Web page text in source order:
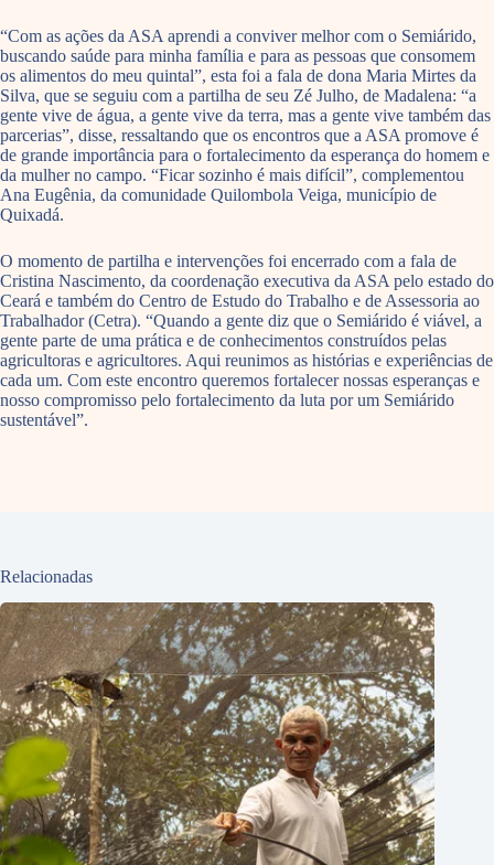
“Com as ações da ASA aprendi a conviver melhor com o Semiárido,
buscando saúde para minha família e para as pessoas que consomem
os alimentos do meu quintal”, esta foi a fala de dona Maria Mirtes da
Silva, que se seguiu com a partilha de seu Zé Julho, de Madalena: “a
gente vive de água, a gente vive da terra, mas a gente vive também das
parcerias”, disse, ressaltando que os encontros que a ASA promove é
de grande importância para o fortalecimento da esperança do homem e
da mulher no campo. “Ficar sozinho é mais difícil”, complementou
Ana Eugênia, da comunidade Quilombola Veiga, município de
Quixadá.
O momento de partilha e intervenções foi encerrado com a fala de
Cristina Nascimento, da coordenação executiva da ASA pelo estado do
Ceará e também do Centro de Estudo do Trabalho e de Assessoria ao
Trabalhador (Cetra). “Quando a gente diz que o Semiárido é viável, a
gente parte de uma prática e de conhecimentos construídos pelas
agricultoras e agricultores. Aqui reunimos as histórias e experiências de
cada um. Com este encontro queremos fortalecer nossas esperanças e
nosso compromisso pelo fortalecimento da luta por um Semiárido
sustentável”.
Relacionadas